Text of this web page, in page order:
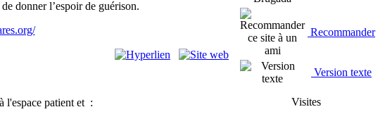
donner l’espoir de guérison.
l'espace patient et :
Recommander
Version texte
Visites